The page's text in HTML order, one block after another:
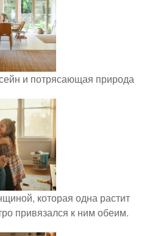
и потрясающая природа
которая одна растит
привязался к ним обеим.